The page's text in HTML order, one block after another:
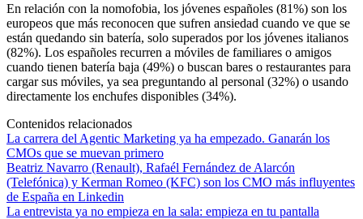
En relación con la nomofobia, los jóvenes españoles (81%) son los
europeos que más reconocen que sufren ansiedad cuando ve que se
están quedando sin batería, solo superados por los jóvenes italianos
(82%). Los españoles recurren a móviles de familiares o amigos
cuando tienen batería baja (49%) o buscan bares o restaurantes para
cargar sus móviles, ya sea preguntando al personal (32%) o usando
directamente los enchufes disponibles (34%).
Contenidos relacionados
La carrera del Agentic Marketing ya ha empezado. Ganarán los
CMOs que se muevan primero
Beatriz Navarro (Renault), Rafaél Fernández de Alarcón
(Telefónica) y Kerman Romeo (KFC) son los CMO más influyentes
de España en Linkedin
La entrevista ya no empieza en la sala: empieza en tu pantalla